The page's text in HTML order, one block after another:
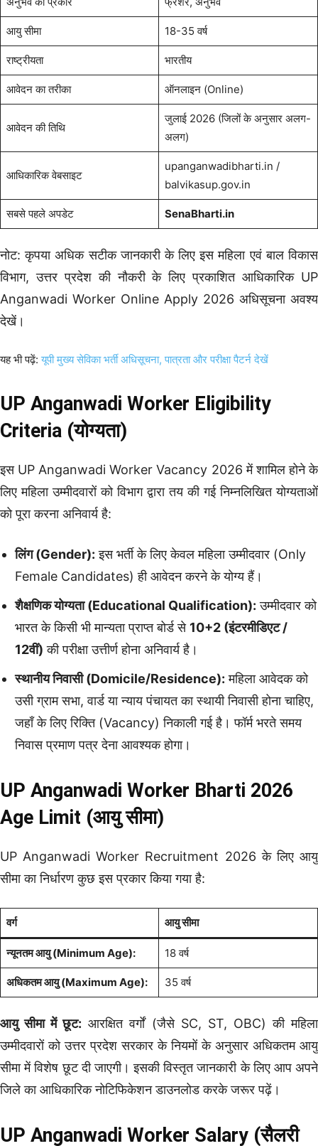
आयु सीमा 18-35 वर्ष
राष्ट्रीयता भारतीय
आवेदन का तरीका ऑनलाइन (Online)
आवेदन की तिथि
जुलाई 2026 (जिलों के अनुसार अलग-
अलग)
आधिकारिक वेबसाइट
upanganwadibharti.in /
balvikasup.gov.in
सबसे पहले अपडेट SenaBharti.in
नोट: कृपया अधिक सटीक जानकारी के लिए इस महिला एवं बाल विकास
विभाग, उत्तर प्रदेश की नौकरी के लिए प्रकाशित आधिकारिक UP
Anganwadi Worker Online Apply 2026 अधिसूचना अवश्य
देखें।
यह भी पढ़ें:यूपी मुख्य सेविका भर्ती अधिसूचना, पात्रता और परीक्षा पैटर्न देखें
UP Anganwadi Worker Eligibility
Criteria (योग्यता)
इस UP Anganwadi Worker Vacancy 2026 में शामिल होने के
लिए महिला उम्मीदवारों को विभाग द्वारा तय की गई निम्नलिखित योग्यताओं
को पूरा करना अनिवार्य है:
लिंग (Gender): इस भर्ती के लिए केवल महिला उम्मीदवार (Only
Female Candidates) ही आवेदन करने के योग्य हैं।
शैक्षणिक योग्यता (Educational Qualification): उम्मीदवार को
भारत के किसी भी मान्यता प्राप्त बोर्ड से 10+2 (इंटरमीडिएट /
12वीं) की परीक्षा उत्तीर्ण होना अनिवार्य है।
स्थानीय निवासी (Domicile/Residence): महिला आवेदक को
उसी ग्राम सभा, वार्ड या न्याय पंचायत का स्थायी निवासी होना चाहिए,
जहाँ के लिए रिक्ति (Vacancy) निकाली गई है। फॉर्म भरते समय
निवास प्रमाण पत्र देना आवश्यक होगा।
UP Anganwadi Worker Bharti 2026
Age Limit (आयु सीमा)
UP Anganwadi Worker Recruitment 2026 के लिए आयु
सीमा का निर्धारण कुछ इस प्रकार किया गया है:
वर्ग आयु सीमा
न्यूनतम आयु (Minimum Age): 18 वर्ष
अधिकतम आयु (Maximum Age): 35 वर्ष
आयु सीमा में छूट: आरक्षित वर्गों (जैसे SC, ST, OBC) की महिला
उम्मीदवारों को उत्तर प्रदेश सरकार के नियमों के अनुसार अधिकतम आयु
सीमा में विशेष छूट दी जाएगी। इसकी विस्तृत जानकारी के लिए आप अपने
जिले का आधिकारिक नोटिफिकेशन डाउनलोड करके जरूर पढ़ें।
UP Anganwadi Worker Salary (सैलरी